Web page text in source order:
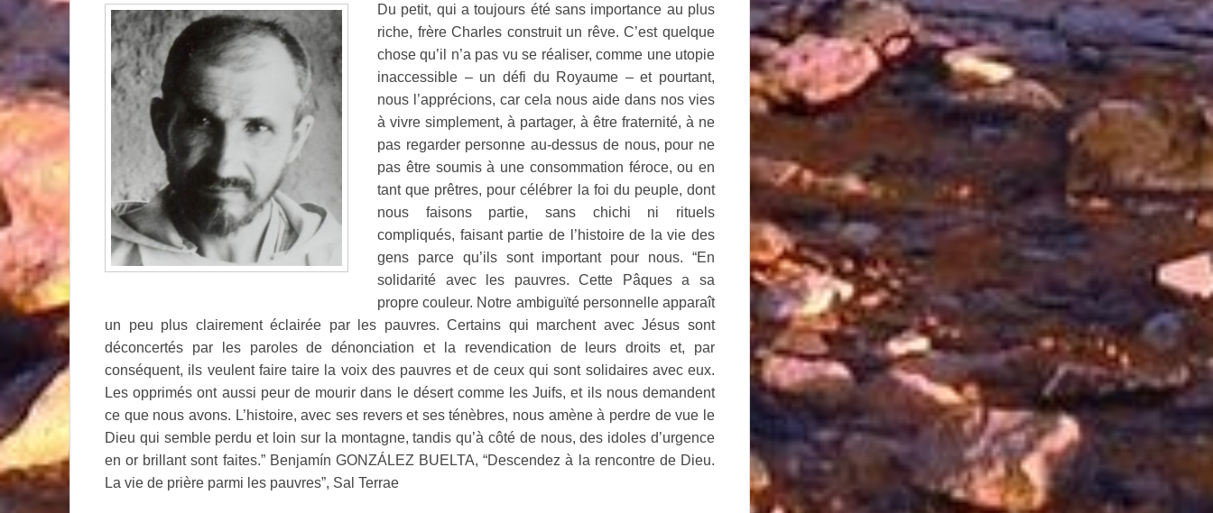
Du petit, qui a toujours été sans importance au plus
riche, frère Charles construit un rêve. C’est quelque
chose qu’il n’a pas vu se réaliser, comme une utopie
inaccessible – un défi du Royaume – et pourtant,
nous l’apprécions, car cela nous aide dans nos vies
à vivre simplement, à partager, à être fraternité, à ne
pas regarder personne au-dessus de nous, pour ne
pas être soumis à une consommation féroce, ou en
tant que prêtres, pour célébrer la foi du peuple, dont
nous faisons partie, sans chichi ni rituels
compliqués, faisant partie de l’histoire de la vie des
gens parce qu’ils sont important pour nous. “En
solidarité avec les pauvres. Cette Pâques a sa
propre couleur. Notre ambiguïté personnelle apparaît
un peu plus clairement éclairée par les pauvres. Certains qui marchent avec Jésus sont
déconcertés par les paroles de dénonciation et la revendication de leurs droits et, par
conséquent, ils veulent faire taire la voix des pauvres et de ceux qui sont solidaires avec eux.
Les opprimés ont aussi peur de mourir dans le désert comme les Juifs, et ils nous demandent
ce que nous avons. L’histoire, avec ses revers et ses ténèbres, nous amène à perdre de vue le
Dieu qui semble perdu et loin sur la montagne, tandis qu’à côté de nous, des idoles d’urgence
en or brillant sont faites.” Benjamín GONZÁLEZ BUELTA, “Descendez à la rencontre de Dieu.
La vie de prière parmi les pauvres”, Sal Terrae